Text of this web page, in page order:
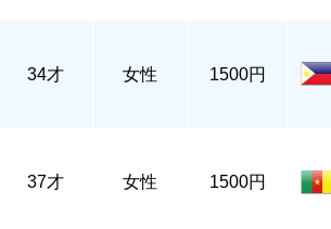
34才 女性 1500円
37才 女性 1500円